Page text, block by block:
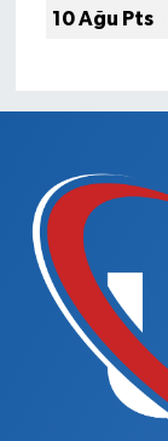
10 Ağu Pts